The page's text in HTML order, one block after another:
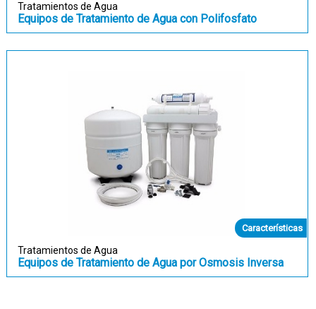
Tratamientos de Agua
Equipos de Tratamiento de Agua con Polifosfato
Características
Tratamientos de Agua
Equipos de Tratamiento de Agua por Osmosis Inversa